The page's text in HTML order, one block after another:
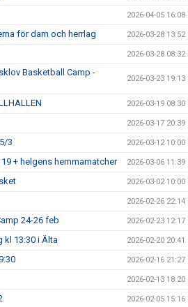
2026-04-05 16:08
för dam och herrlag 2026-03-28 13:52
2026-03-28 08:32
Basketball Camp -
2026-03-23 19:13
2026-03-19 08:30
2026-03-17 20:39
3 2026-03-12 10:00
+ helgens hemmamatcher 2026-03-06 11:39
2026-03-02 10:00
2026-02-26 22:14
24-26 feb 2026-02-23 12:17
kl 13:30 i Älta 2026-02-20 20:41
2026-02-16 21:27
2026-02-13 18:20
2026-02-05 15:16